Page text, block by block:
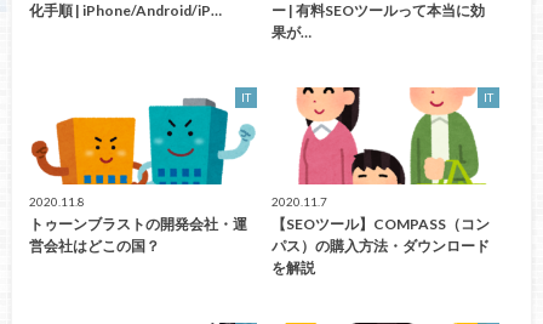
化手順 | iPhone/Android/iP…
ー | 有料SEOツールって本当に効
果が…
IT
2020.11.8
トゥーンブラストの開発会社・運
営会社はどこの国？
IT
2020.11.7
【SEOツール】COMPASS（コン
パス）の購入方法・ダウンロード
を解説